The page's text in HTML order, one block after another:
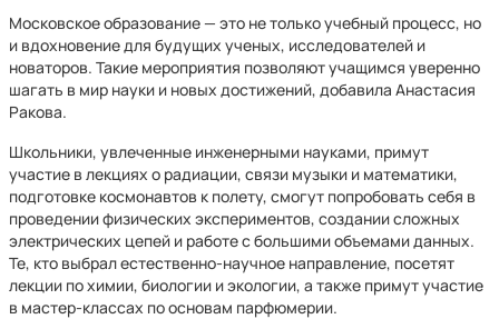
Московское образование — это не только учебный процесс, но
и вдохновение для будущих ученых, исследователей и
новаторов. Такие мероприятия позволяют учащимся уверенно
шагать в мир науки и новых достижений, добавила Анастасия
Ракова.
Школьники, увлеченные инженерными науками, примут
участие в лекциях о радиации, связи музыки и математики,
подготовке космонавтов к полету, смогут попробовать себя в
проведении физических экспериментов, создании сложных
электрических цепей и работе с большими объемами данных.
Те, кто выбрал естественно-научное направление, посетят
лекции по химии, биологии и экологии, а также примут участие
в мастер-классах по основам парфюмерии.